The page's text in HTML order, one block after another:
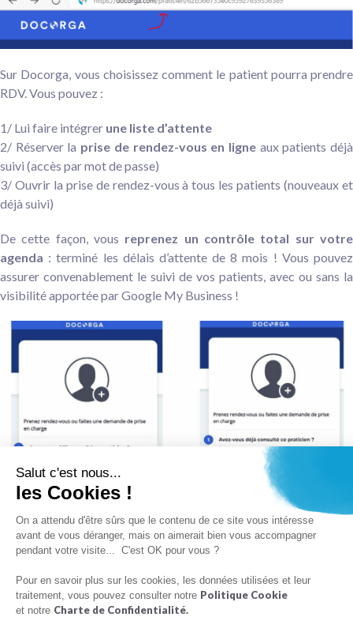
Salut c'est nous...
les Cookies !
On a attendu d'être sûrs que le contenu de ce site vous intéresse
avant de vous déranger, mais on aimerait bien vous accompagner
pendant votre visite... C'est OK pour vous ?
Pour en savoir plus sur les cookies, les données utilisées et leur
traitement, vous pouvez consulter notre Politique Cookie
et notre Charte de Confidentialité.
Sur Docorga, vous choisissez comment le patient pourra prendre
RDV. Vous pouvez :
1/ Lui faire intégrer une liste d’attente
2/ Réserver la prise de rendez-vous en ligneaux patients déjà
suivi (accès par mot de passe)
3/ Ouvrir la prise de rendez-vous à tous les patients (nouveaux et
déjà suivi)
De cette façon, vous reprenez un contrôle total sur votre
agenda : terminé les délais d’attente de 8 mois ! Vous pouvez
assurer convenablement le suivi de vos patients, avec ou sans la
visibilité apportée par Google My Business !
La liste d’attente et la prise de RDV contrôlée de Docorga